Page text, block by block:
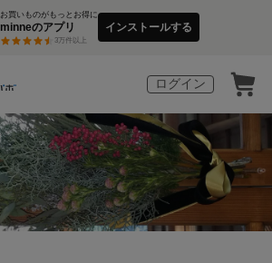
お買いものがもっとお得に
minneのアプリ
3万件以上
インストールする
ログイン